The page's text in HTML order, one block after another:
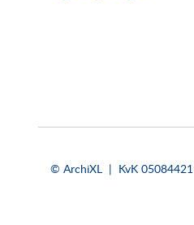
© ArchiXL | KvK 05084421